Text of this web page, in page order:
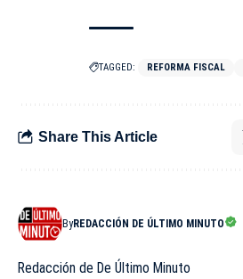
TAGGED: REFORMA FISCAL
Share This Article
ByREDACCIÓN DE ÚLTIMO MINUTO
Redacción de De Último Minuto